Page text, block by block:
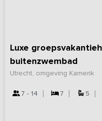
Luxe
buitenzwembad
Utrecht, omgeving Kamerik
7 - 14 7 5